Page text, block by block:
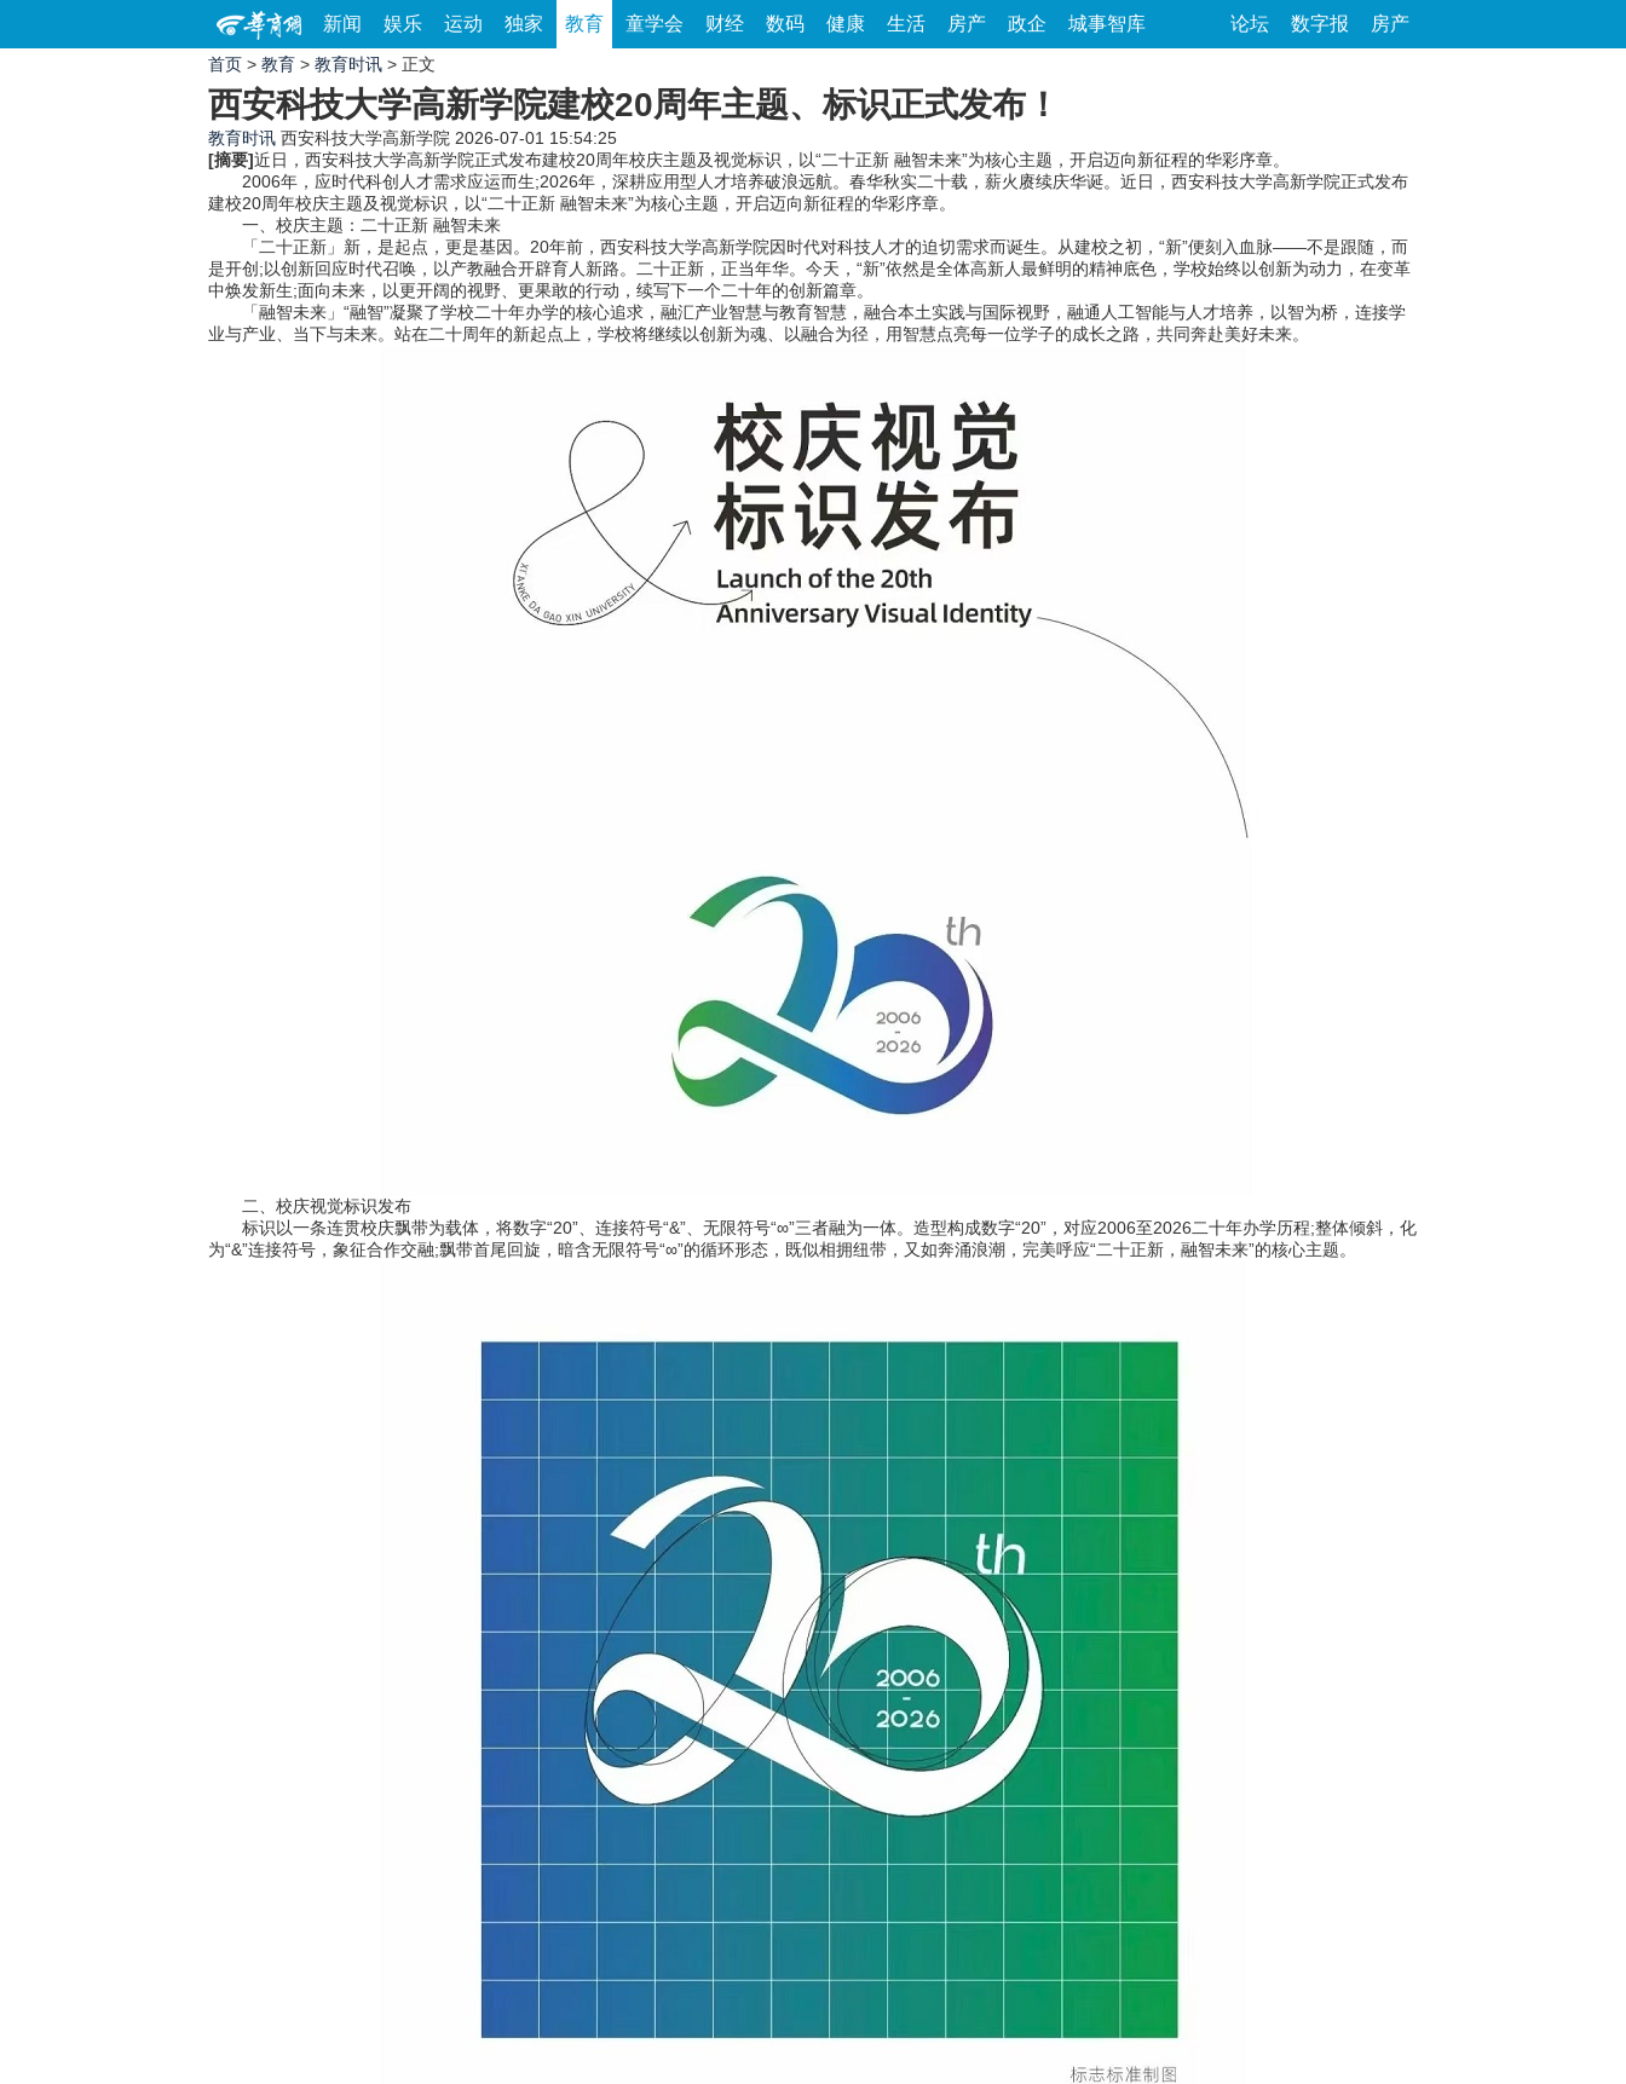
新闻 娱乐 运动 独家 教育 童学会 财经 数码 健康 生活 房产 政企 城事智库 论坛 数字报 房产
首页 > 教育 > 教育时讯 > 正文
西安科技大学高新学院建校20周年主题、标识正式发布！
教育时讯 西安科技大学高新学院 2026-07-01 15:54:25
[摘要]近日，西安科技大学高新学院正式发布建校20周年校庆主题及视觉标识，以“二十正新 融智未来”为核心主题，开启迈向新征程的华彩序章。
2006年，应时代科创人才需求应运而生;2026年，深耕应用型人才培养破浪远航。春华秋实二十载，薪火赓续庆华诞。近日，西安科技大学高新学院正式发布
建校20周年校庆主题及视觉标识，以“二十正新 融智未来”为核心主题，开启迈向新征程的华彩序章。
一、校庆主题：二十正新 融智未来
「二十正新」新，是起点，更是基因。20年前，西安科技大学高新学院因时代对科技人才的迫切需求而诞生。从建校之初，“新”便刻入血脉——不是跟随，而
是开创;以创新回应时代召唤，以产教融合开辟育人新路。二十正新，正当年华。今天，“新”依然是全体高新人最鲜明的精神底色，学校始终以创新为动力，在变革
中焕发新生;面向未来，以更开阔的视野、更果敢的行动，续写下一个二十年的创新篇章。
「融智未来」“融智”凝聚了学校二十年办学的核心追求，融汇产业智慧与教育智慧，融合本土实践与国际视野，融通人工智能与人才培养，以智为桥，连接学
业与产业、当下与未来。站在二十周年的新起点上，学校将继续以创新为魂、以融合为径，用智慧点亮每一位学子的成长之路，共同奔赴美好未来。
二、校庆视觉标识发布
标识以一条连贯校庆飘带为载体，将数字“20”、连接符号“&”、无限符号“∞”三者融为一体。造型构成数字“20”，对应2006至2026二十年办学历程;整体倾斜，化
为“&”连接符号，象征合作交融;飘带首尾回旋，暗含无限符号“∞”的循环形态，既似相拥纽带，又如奔涌浪潮，完美呼应“二十正新，融智未来”的核心主题。